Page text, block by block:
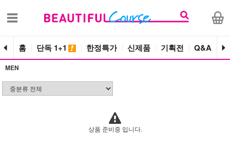
홈 단독 1+1 한정특가 신제품 기획전 Q&A
MEN
상품 준비중 입니다.